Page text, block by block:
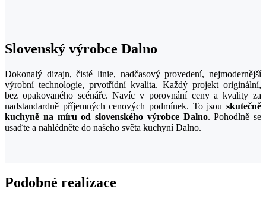
Slovenský výrobce Dalno
Dokonalý dizajn, čisté linie, nadčasový provedení, nejmodernější
výrobní technologie, prvotřídní kvalita. Každý projekt originální,
bez opakovaného scénáře. Navíc v porovnání ceny a kvality za
nadstandardně příjemných cenových podmínek. To jsou skutečně
kuchyně na míru od slovenského výrobce Dalno. Pohodlně se
usaďte a nahlédněte do našeho světa kuchyní Dalno.
Podobné realizace